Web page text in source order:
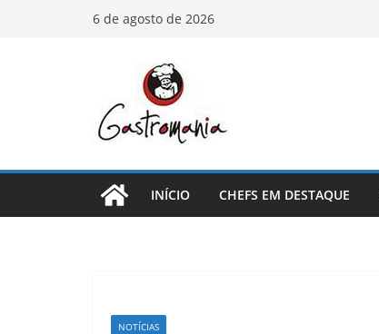
6 de agosto de 2026
INÍCIO CHEFS EM DESTAQUE
NOTÍCIAS